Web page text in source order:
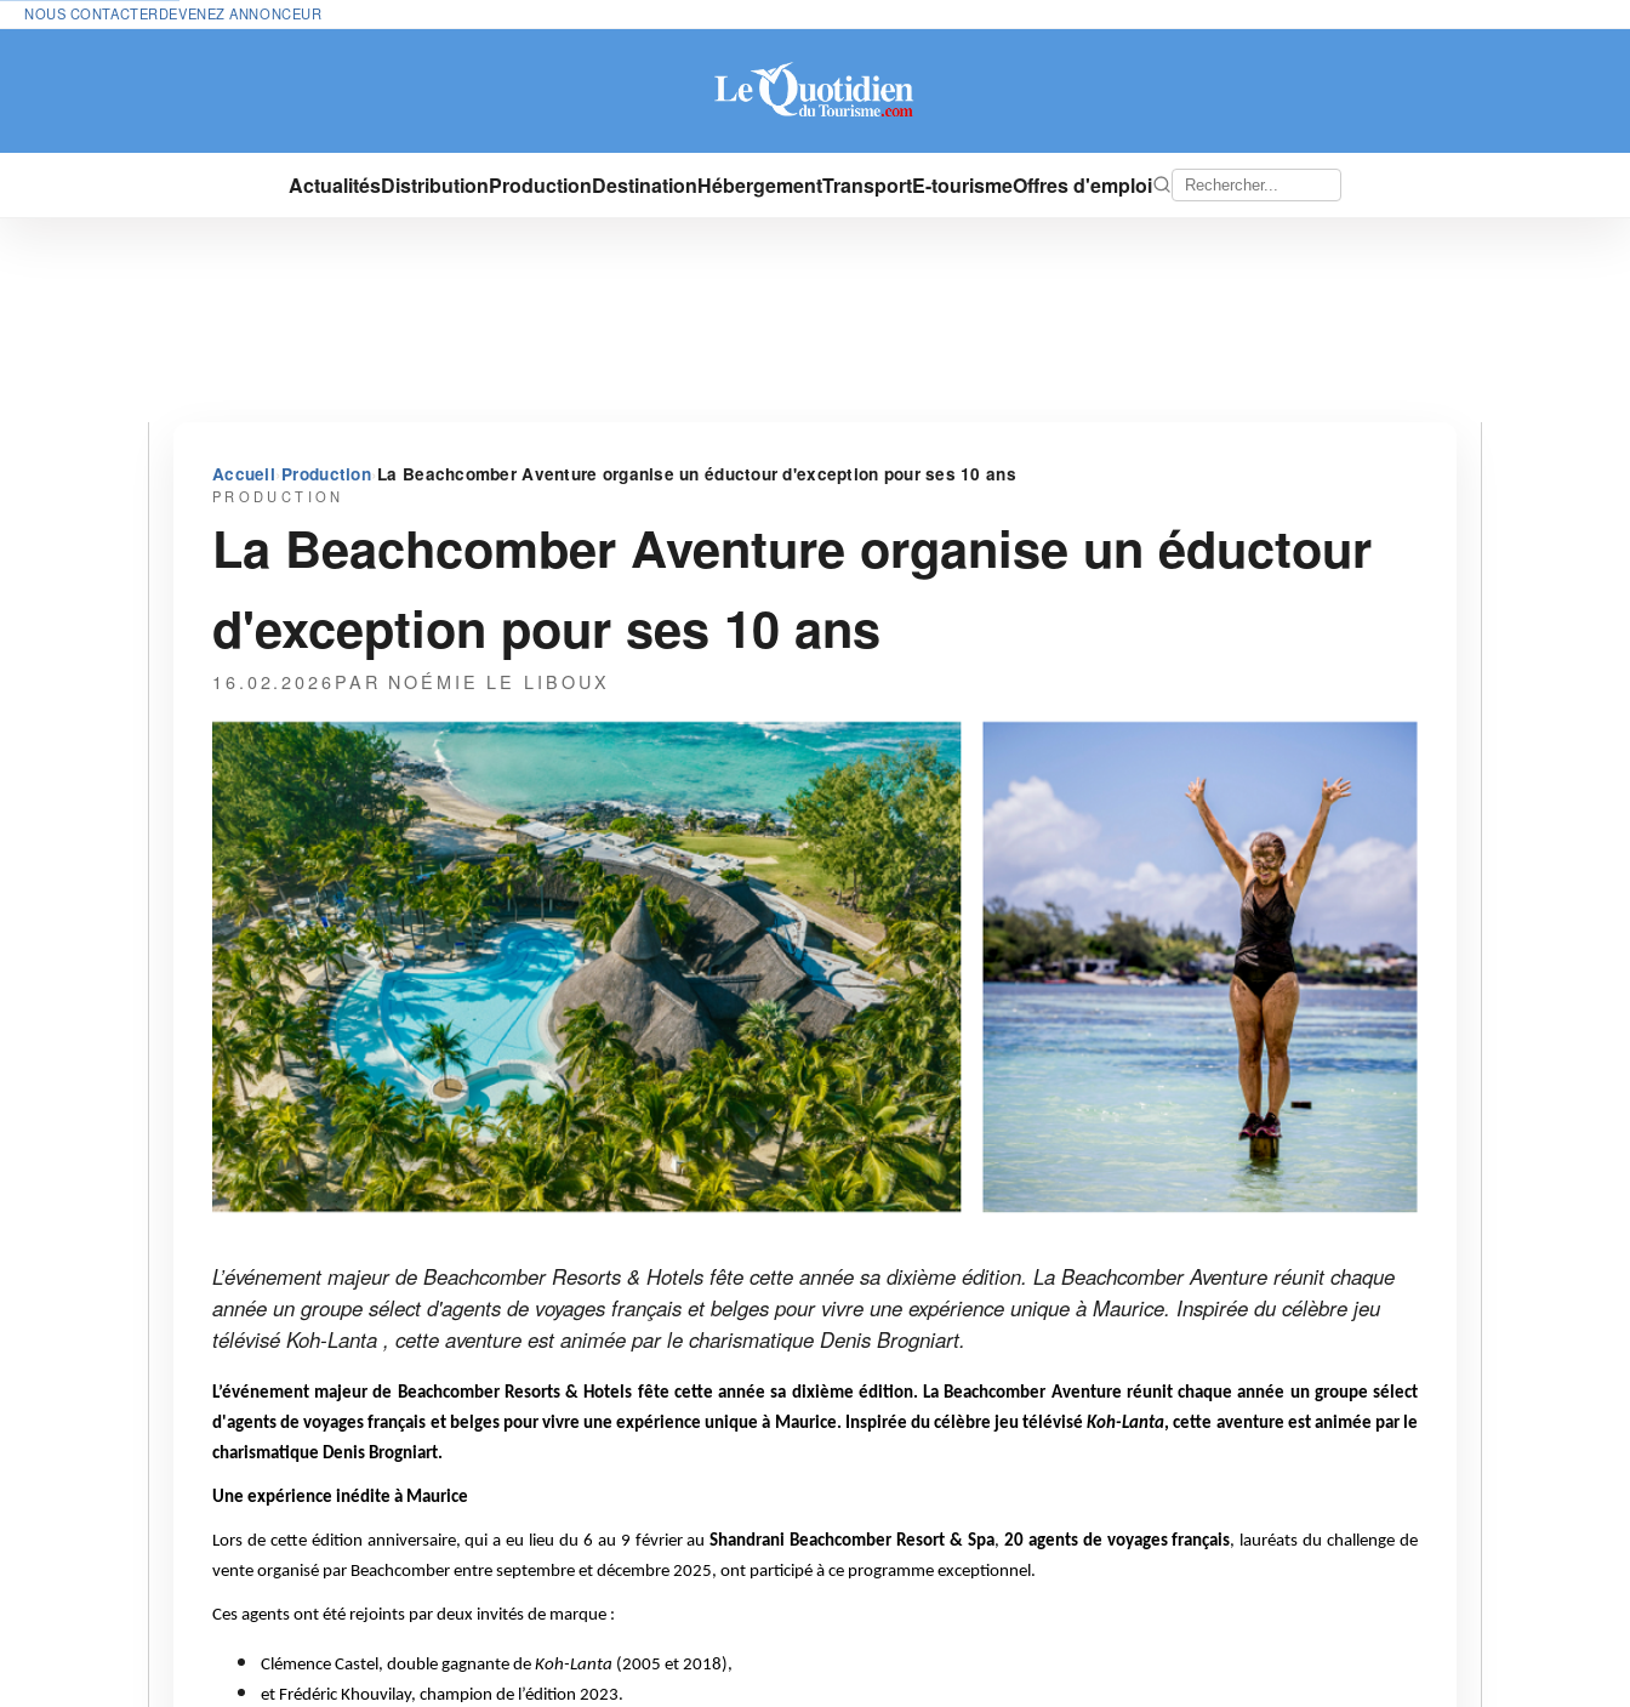
NOUS CONTACTERDEVENEZ ANNONCEUR
ActualitésDistributionProductionDestinationHébergementTransportE-tourismeOffres d'emploi
Accueil›Production›La Beachcomber Aventure organise un éductour d'exception pour ses 10 ans
PRODUCTION
La Beachcomber Aventure organise un éductour
d'exception pour ses 10 ans
16.02.2026PAR NOÉMIE LE LIBOUX
L’événement majeur de Beachcomber Resorts & Hotels fête cette année sa dixième édition. La Beachcomber Aventure réunit chaque
année un groupe sélect d'agents de voyages français et belges pour vivre une expérience unique à Maurice. Inspirée du célèbre jeu
télévisé Koh-Lanta , cette aventure est animée par le charismatique Denis Brogniart.
L’événement majeur de Beachcomber Resorts & Hotels fête cette année sa dixième édition. La Beachcomber Aventure réunit chaque année un groupe sélect
d'agents de voyages français et belges pour vivre une expérience unique à Maurice. Inspirée du célèbre jeu téléviséKoh-Lanta, cette aventure est animée par le
charismatique Denis Brogniart.
Une expérience inédite à Maurice
Lors de cette édition anniversaire, qui a eu lieu du 6 au 9 février auShandrani Beachcomber Resort & Spa, 20 agents de voyages français, lauréats du challenge de
vente organisé par Beachcomber entre septembre et décembre 2025, ont participé à ce programme exceptionnel.
Ces agents ont été rejoints par deux invités de marque :
Clémence Castel, double gagnante de Koh-Lanta (2005 et 2018),
et Frédéric Khouvilay, champion de l’édition 2023.